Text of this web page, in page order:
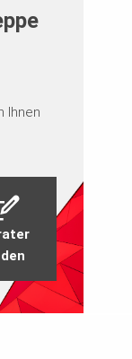
Ihnen